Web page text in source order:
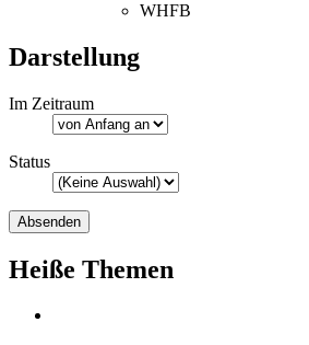
WHFB
Darstellung
Im Zeitraum
Status
Heiße Themen